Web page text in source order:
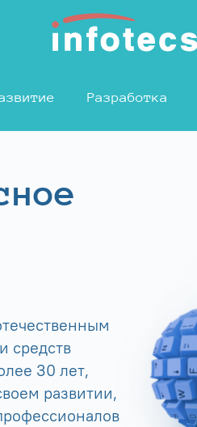
Разработка
средств
30 лет,
развитии,